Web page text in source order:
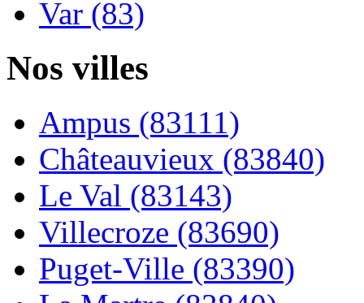
Var (83)
Nos villes
Ampus (83111)
Châteauvieux (83840)
Le Val (83143)
Villecroze (83690)
Puget-Ville (83390)